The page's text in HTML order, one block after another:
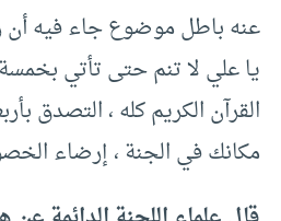
عنه باطل موضوع جاء فيه أن
يا علي لا تنم حتى تأتي
القرآن الكريم كله ، التصدق
مكانك في الجنة ، إرضاء